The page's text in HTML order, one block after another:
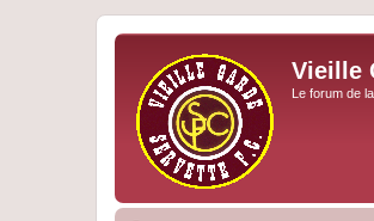
Vieille
Le forum de